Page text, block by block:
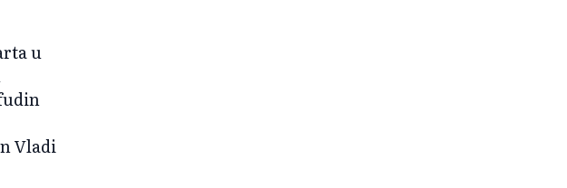
u
Vladi